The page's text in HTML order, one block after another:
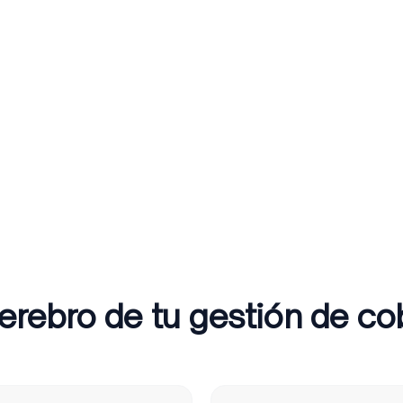
de tu gestión de